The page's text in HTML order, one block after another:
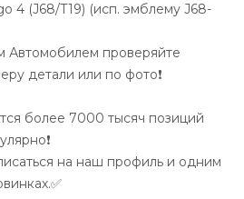
4 (J68/T19) (исп. эмблему J68-
Автомобилем проверяйте
детали или по фото❗️
более 7000 тысяч позиций
на наш профиль и одним